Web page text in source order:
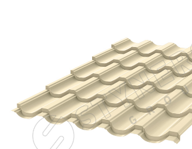
Сопутствующие товары
Тротуарная плитка
Сайдинг
Металлочерепица